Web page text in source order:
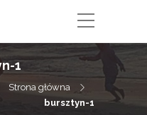
1
Strona główna
bursztyn-1